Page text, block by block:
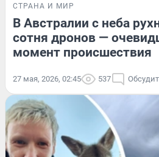
СТРАНА И МИР
В Австралии с неба
сотня дронов —
момент происшествия
27 мая, 2026, 02:45 537